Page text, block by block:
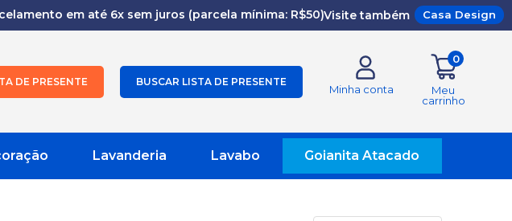
em até 6x sem juros (parcela mínima: R$50)Visite também Casa Design
DE PRESENTE BUSCAR LISTA DE PRESENTE
Minha conta
0
Meu
carrinho
Lavanderia Lavabo Goianita Atacado